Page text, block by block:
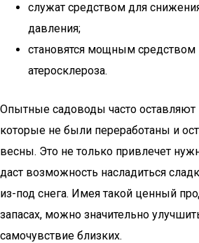
служат средством для
давления;
становятся мощным средством
атеросклероза.
Опытные садоводы часто
которые не были переработаны и
весны. Это не только привлечет
даст возможность насладиться
из-под снега. Имея такой ценный
запасах, можно значительно
самочувствие близких.